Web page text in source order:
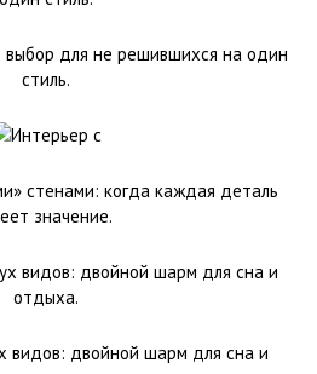
выбор для не решившихся на один
стиль.
стенами: когда каждая деталь
значение.
видов: двойной шарм для сна и